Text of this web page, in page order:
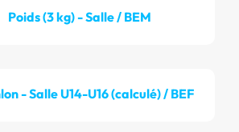
Poids (3 kg) - Salle / BEM
- Salle U14-U16 (calculé) / BEF